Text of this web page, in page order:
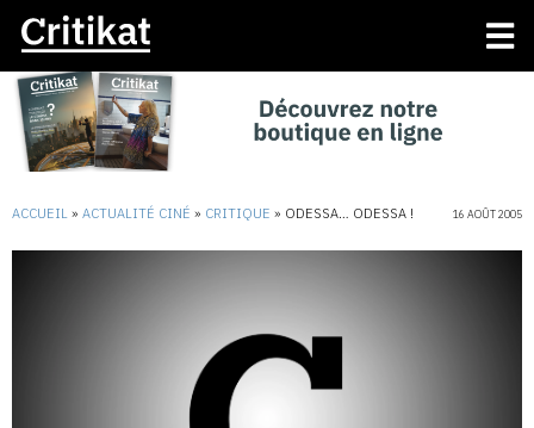
ACCUEIL » ACTUALITÉ CINÉ » CRITIQUE » ODESSA… ODESSA ! 16 AOÛT 2005